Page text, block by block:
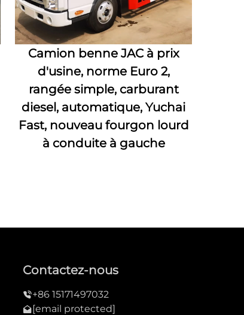
Camion benne JAC à prix
d'usine, norme Euro 2,
rangée simple, carburant
diesel, automatique, Yuchai
Fast, nouveau fourgon lourd
à conduite à gauche
Contactez-nous
+86 15171497032
[email protected]